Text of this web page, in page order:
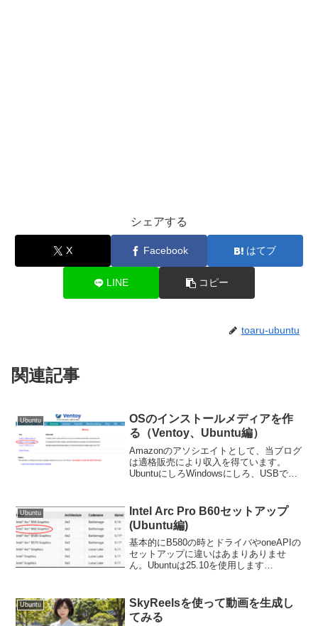
シェアする
X Facebook はてブ
LINE コピー
toaru-ubuntu
関連記事
Ubuntu
OSのインストールメディアを作
る（Ventoy、Ubuntu編）
Amazonのアソシエイトとして、当ブログ
は適格販売により収入を得ています。
UbuntuにしろWindowsにしろ、USBでイ
「balena Etcher」「Rufus」...
Ubuntu
Intel Arc Pro B60セットアップ
(Ubuntu編)
基本的にB580の時とドライバやoneAPIの
セットアップに違いはあまりありませ
ん。Ubuntuは25.10を使用します
のでこの記事で...
Ubuntu
SkyReelsを使って動画を生成し
てみる